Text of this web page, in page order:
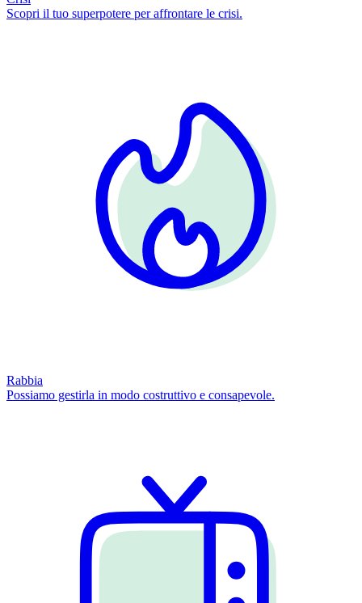
Scopri il tuo superpotere per affrontare le crisi.
Rabbia
Possiamo gestirla in modo costruttivo e consapevole.